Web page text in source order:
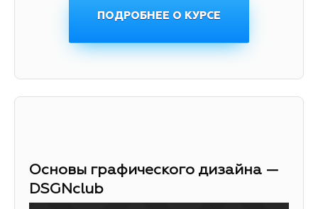
ПОДРОБНЕЕ О КУРСЕ
Основы графического дизайна —
DSGNclub